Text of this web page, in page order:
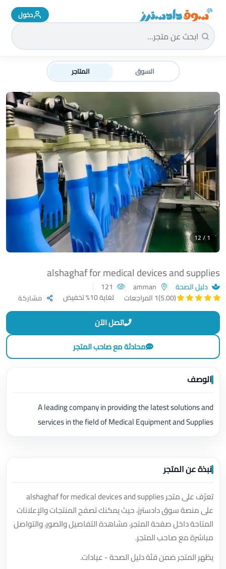
سوق دادسترز الرئيسية دخول
السوق المتاجر
alshaghaf for medical devices and supplies
دليل الصحة
(5.00)
1 المراجعات لغاية 10% تخفيض مشاركة
1 / 12
اتصل الآن
محادثة مع صاحب المتجر
الوصف
A leading company in providing the latest solutions and
services in the field of Medical Equipment and Supplies
نبذة عن المتجر
تعرّف على متجر alshaghaf for medical devices and supplies
على منصة سوق دادسترز، حيث يمكنك تصفح المنتجات والإعلانات
المتاحة داخل صفحة المتجر، مشاهدة التفاصيل والصور، والتواصل
مباشرة مع صاحب المتجر.
يظهر المتجر ضمن فئة دليل الصحة - عيادات.